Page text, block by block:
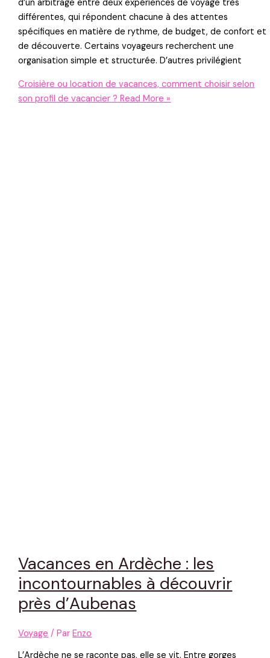
d’un arbitrage entre deux expériences de voyage très
différentes, qui répondent chacune à des attentes
spécifiques en matière de rythme, de budget, de confort et
de découverte. Certains voyageurs recherchent une
organisation simple et structurée. D’autres privilégient
Croisière ou location de vacances, comment choisir selon
son profil de vacancier ? Read More »
Vacances en Ardèche : les
incontournables à découvrir
près d’Aubenas
Voyage / ParEnzo
L’Ardèche ne se raconte pas, elle se vit. Entre gorges